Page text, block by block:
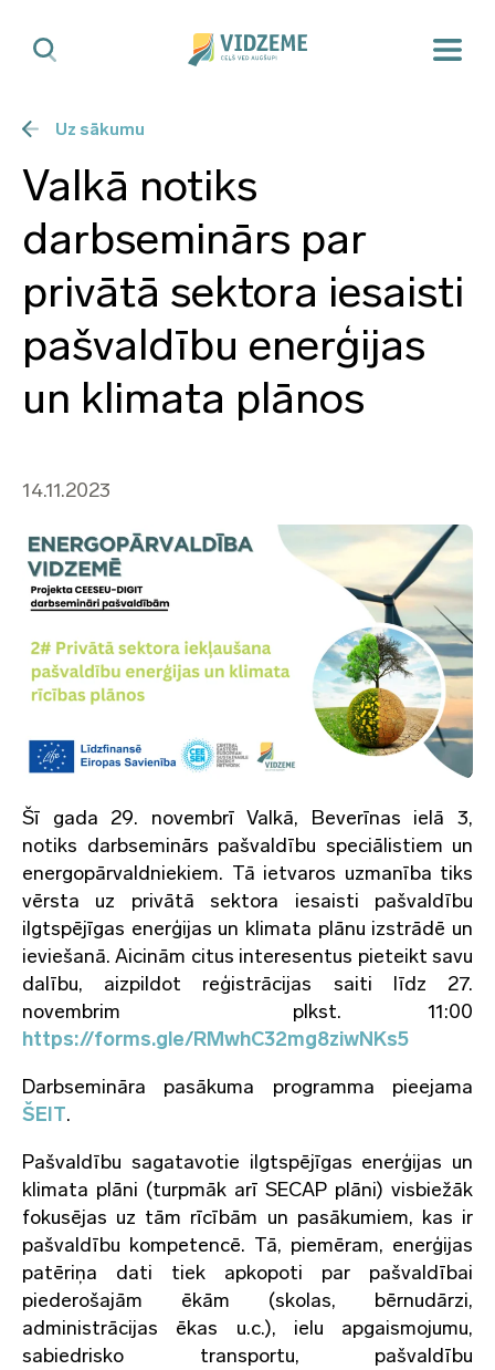
Uz sākumu
Valkā notiks
darbseminārs par
privātā sektora iesaisti
pašvaldību enerģijas
un klimata plānos
14.11.2023
Šī gada 29. novembrī Valkā, Beverīnas ielā 3,
notiks darbseminārs pašvaldību speciālistiem un
energopārvaldniekiem. Tā ietvaros uzmanība tiks
vērsta uz privātā sektora iesaisti pašvaldību
ilgtspējīgas enerģijas un klimata plānu izstrādē un
ieviešanā. Aicinām citus interesentus pieteikt savu
dalību, aizpildot reģistrācijas saiti līdz 27.
novembrim plkst. 11:00
https://forms.gle/RMwhC32mg8ziwNKs5
Darbsemināra pasākuma programma pieejama
ŠEIT.
Pašvaldību sagatavotie ilgtspējīgas enerģijas un
klimata plāni (turpmāk arī SECAP plāni) visbiežāk
fokusējas uz tām rīcībām un pasākumiem, kas ir
pašvaldību kompetencē. Tā, piemēram, enerģijas
patēriņa dati tiek apkopoti par pašvaldībai
piederošajām ēkām (skolas, bērnudārzi,
administrācijas ēkas u.c.), ielu apgaismojumu,
sabiedrisko transportu, pašvaldību